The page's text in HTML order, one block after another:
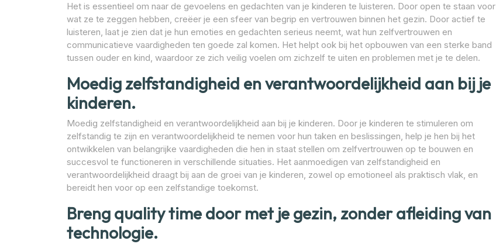
Het is essentieel om naar de gevoelens en gedachten van je kinderen te luisteren. Door open te staan voor
wat ze te zeggen hebben, creëer je een sfeer van begrip en vertrouwen binnen het gezin. Door actief te
luisteren, laat je zien dat je hun emoties en gedachten serieus neemt, wat hun zelfvertrouwen en
communicatieve vaardigheden ten goede zal komen. Het helpt ook bij het opbouwen van een sterke band
tussen ouder en kind, waardoor ze zich veilig voelen om zichzelf te uiten en problemen met je te delen.
Moedig zelfstandigheid en verantwoordelijkheid aan bij je
kinderen.
Moedig zelfstandigheid en verantwoordelijkheid aan bij je kinderen. Door je kinderen te stimuleren om
zelfstandig te zijn en verantwoordelijkheid te nemen voor hun taken en beslissingen, help je hen bij het
ontwikkelen van belangrijke vaardigheden die hen in staat stellen om zelfvertrouwen op te bouwen en
succesvol te functioneren in verschillende situaties. Het aanmoedigen van zelfstandigheid en
verantwoordelijkheid draagt bij aan de groei van je kinderen, zowel op emotioneel als praktisch vlak, en
bereidt hen voor op een zelfstandige toekomst.
Breng quality time door met je gezin, zonder afleiding van
technologie.